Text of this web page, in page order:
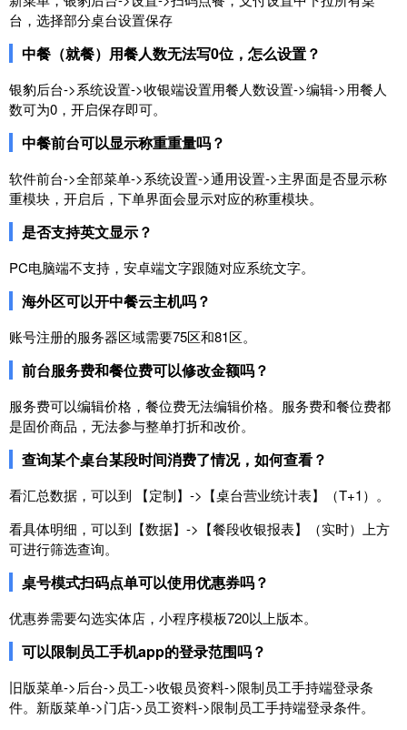
台，选择部分桌台设置保存
中餐（就餐）用餐人数无法写0位，怎么设置？
银豹后台->系统设置->收银端设置用餐人数设置->编辑->用餐人
数可为0，开启保存即可。
中餐前台可以显示称重重量吗？
软件前台->全部菜单->系统设置->通用设置->主界面是否显示称
重模块，开启后，下单界面会显示对应的称重模块。
是否支持英文显示？
PC电脑端不支持，安卓端文字跟随对应系统文字。
海外区可以开中餐云主机吗？
账号注册的服务器区域需要75区和81区。
前台服务费和餐位费可以修改金额吗？
服务费可以编辑价格，餐位费无法编辑价格。服务费和餐位费都
是固价商品，无法参与整单打折和改价。
查询某个桌台某段时间消费了情况，如何查看？
看汇总数据，可以到 【定制】->【桌台营业统计表】（T+1）。
看具体明细，可以到【数据】->【餐段收银报表】（实时）上方
可进行筛选查询。
桌号模式扫码点单可以使用优惠券吗？
优惠券需要勾选实体店，小程序模板720以上版本。
可以限制员工手机app的登录范围吗？
旧版菜单->后台->员工->收银员资料->限制员工手持端登录条
件。 新版菜单->门店->员工资料->限制员工手持端登录条件。